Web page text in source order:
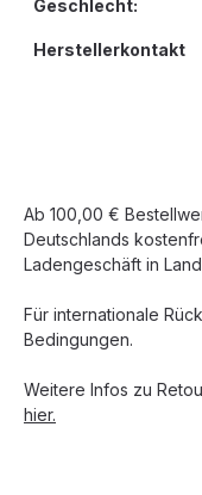
Geschlecht:
Herstellerkontakt
Ab 100,00 €
Deutschlands
Ladengeschäft in
Für internationale
Bedingungen.
Weitere Infos zu
hier.